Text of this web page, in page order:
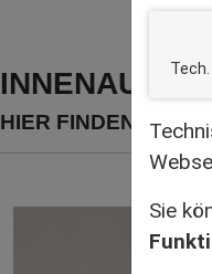
HIER FINDEN SIE
Sie